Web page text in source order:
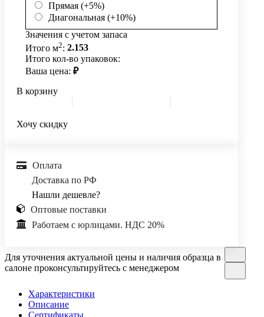
Прямая (+5%)
Диагональная (+10%)
Значения с учетом запаса
Итого м2: 2.153
Итого кол-во упаковок:
Ваша цена: ₽
В корзину
Хочу скидку
Оплата
Доставка по РФ
Нашли дешевле?
Оптовые поставки
Работаем с юрлицами. НДС 20%
Для уточнения актуальной цены и наличия образца в
салоне проконсультируйтесь с менеджером
Характеристики
Описание
Сертификаты